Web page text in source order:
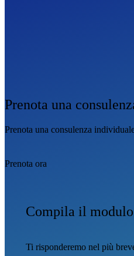
Prenota una
Prenota una consulenza
Prenota ora
Compila il modulo
Ti risponderemo nel più